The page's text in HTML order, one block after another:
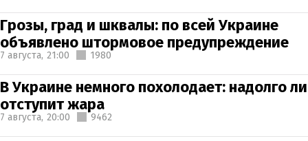
Грозы, град и шквалы: по всей Украине
объявлено штормовое предупреждение
7 августа, 21:00 1980
В Украине немного похолодает: надолго ли
отступит жара
7 августа, 20:00 9462